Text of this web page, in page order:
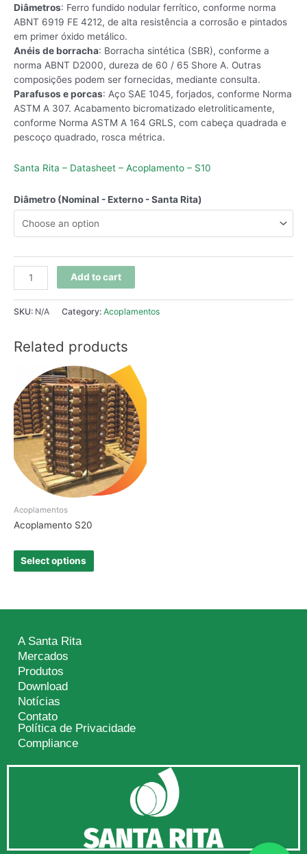
Diâmetros: Ferro fundido nodular ferrítico, conforme norma
ABNT 6919 FE 4212, de alta resistência a corrosão e pintados
em primer óxido metálico.
Anéis de borracha: Borracha sintética (SBR), conforme a
norma ABNT D2000, dureza de 60 / 65 Shore A. Outras
composições podem ser fornecidas, mediante consulta.
Parafusos e porcas: Aço SAE 1045, forjados, conforme Norma
ASTM A 307. Acabamento bicromatizado eletroliticamente,
conforme Norma ASTM A 164 GRLS, com cabeça quadrada e
pescoço quadrado, rosca métrica.
Santa Rita – Datasheet – Acoplamento – S10
Diâmetro (Nominal - Externo - Santa Rita)
Add to cart
SKU: N/A Category: Acoplamentos
Related products
Acoplamentos
Acoplamento S20
Select options
A Santa Rita
Mercados
Produtos
Download
Notícias
Contato
Política de Privacidade
Compliance